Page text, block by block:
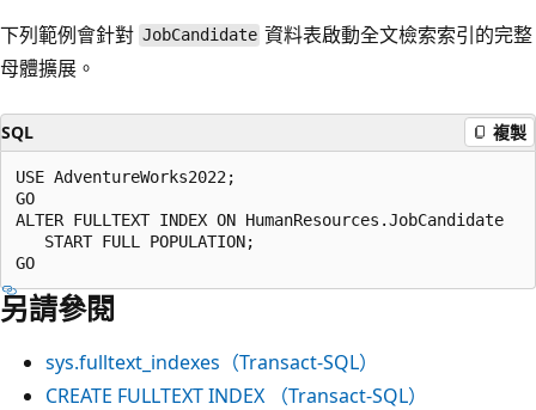
下列範例會針對 JobCandidate 資料表啟動全文檢索索引的完整
母體擴展。
SQL 複製
USE AdventureWorks2022;
GO
ALTER FULLTEXT INDEX ON HumanResources.JobCandidate
   START FULL POPULATION;
另請參閱
sys.fulltext_indexes（Transact-SQL）
CREATE FULLTEXT INDEX （Transact-SQL）